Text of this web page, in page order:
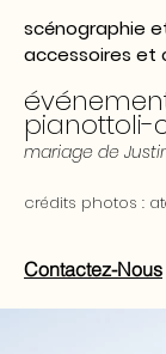
scénographie
accessoires et
pianottoli-
mariage de
crédits photos :
Contactez-Nous